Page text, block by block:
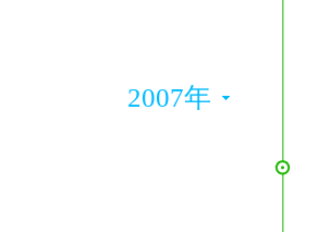
2007年